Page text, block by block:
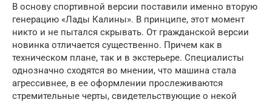
В основу спортивной версии поставили именно вторую
генерацию «Лады Калины». В принципе, этот момент
никто и не пытался скрывать. От гражданской версии
новинка отличается существенно. Причем как в
техническом плане, так и в экстерьере. Специалисты
однозначно сходятся во мнении, что машина стала
агрессивнее, в ее оформлении прослеживаются
стремительные черты, свидетельствующие о некой